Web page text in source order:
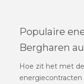
Populaire
Bergharen
Hoe zit het met
energiecontracten